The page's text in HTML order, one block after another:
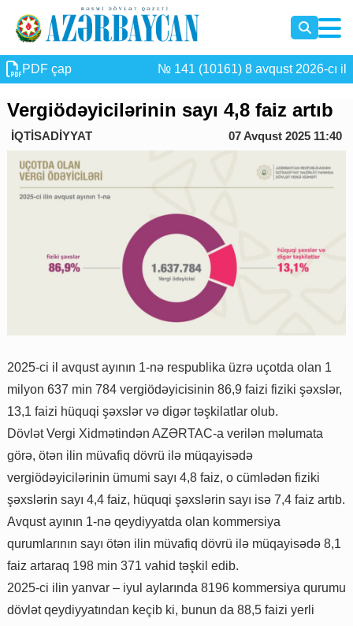
PDF çap № 141 (10161) 8 avqust 2026-cı il
Vergiödəyicilərinin sayı 4,8 faiz artıb
İQTİSADİYYAT 07 Avqust 2025 11:40
2025-ci il avqust ayının 1-nə respublika üzrə uçotda olan 1
milyon 637 min 784 vergiödəyicisinin 86,9 faizi fiziki şəxslər,
13,1 faizi hüquqi şəxslər və digər təşkilatlar olub.
Dövlət Vergi Xidmətindən AZƏRTAC-a verilən məlumata
görə, ötən ilin müvafiq dövrü ilə müqayisədə
vergiödəyicilərinin ümumi sayı 4,8 faiz, o cümlədən fiziki
şəxslərin sayı 4,4 faiz, hüquqi şəxslərin sayı isə 7,4 faiz artıb.
Avqust ayının 1-nə qeydiyyatda olan kommersiya
qurumlarının sayı ötən ilin müvafiq dövrü ilə müqayisədə 8,1
faiz artaraq 198 min 371 vahid təşkil edib.
2025-ci ilin yanvar – iyul aylarında 8196 kommersiya qurumu
dövlət qeydiyyatından keçib ki, bunun da 88,5 faizi yerli